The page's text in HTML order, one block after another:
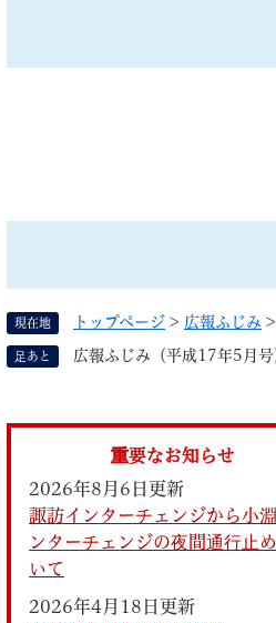
ム
くらしの情報 しごと
組織で探す
現在地 トップページ > 広報ふじみ >
足あと 広報ふじみ（平成17年5月号
重要なお知らせ
2026年8月6日更新
諏訪インターチェンジから小
ンターチェンジの夜間通行止
いて
2026年4月18日更新